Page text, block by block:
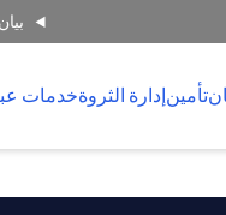
تأمينإدارة الثروةخدمات